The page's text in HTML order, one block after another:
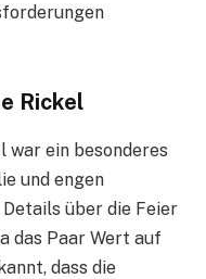
Rickel
war ein besonderes
und engen
über die Feier
das Paar Wert auf
dass die